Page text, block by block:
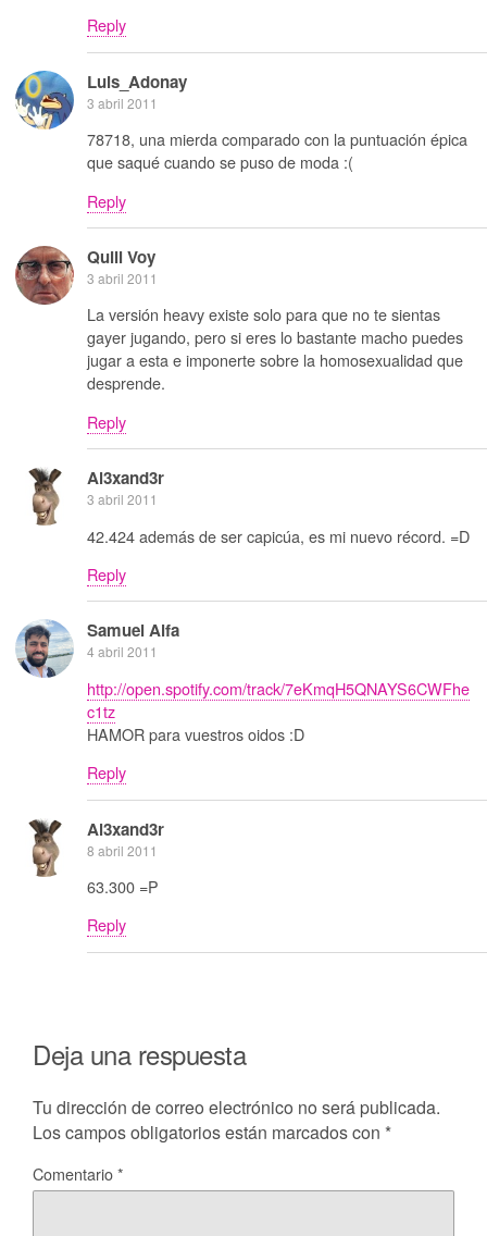
Reply
Luis_Adonay
3 abril 2011
78718, una mierda comparado con la puntuación épica
que saqué cuando se puso de moda :(
Reply
Quill Voy
3 abril 2011
La versión heavy existe solo para que no te sientas
gayer jugando, pero si eres lo bastante macho puedes
jugar a esta e imponerte sobre la homosexualidad que
desprende.
Reply
Al3xand3r
3 abril 2011
42.424 además de ser capicúa, es mi nuevo récord. =D
Reply
Samuel Alfa
4 abril 2011
http://open.spotify.com/track/7eKmqH5QNAYS6CWFhe
c1tz
HAMOR para vuestros oidos :D
Reply
Al3xand3r
8 abril 2011
63.300 =P
Reply
Deja una respuesta
Tu dirección de correo electrónico no será publicada.
Los campos obligatorios están marcados con *
Comentario*